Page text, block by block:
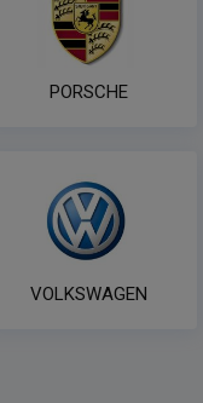
PORSCHE
VOLKSWAGEN